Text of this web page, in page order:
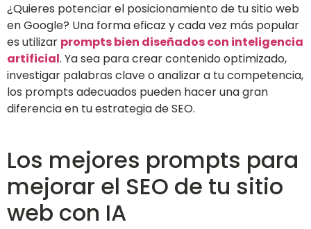
¿Quieres potenciar el posicionamiento de tu sitio web
en Google? Una forma eficaz y cada vez más popular
es utilizar prompts bien diseñados con inteligencia
artificial. Ya sea para crear contenido optimizado,
investigar palabras clave o analizar a tu competencia,
los prompts adecuados pueden hacer una gran
diferencia en tu estrategia de SEO.
Los mejores prompts para
mejorar el SEO de tu sitio
web con IA